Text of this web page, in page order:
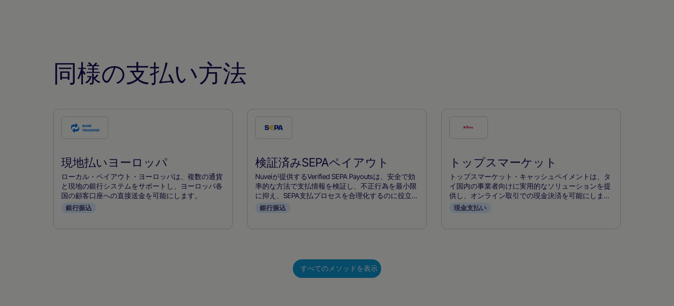
同様の支払い方法
の
払
い
方
法
を
現地払いヨーロッパ
ローカル・ペイアウト・ヨーロッパは、複数の通貨
と現地の銀行システムをサポートし、ヨーロッパ各
国の顧客口座への直接送金を可能にします。
銀行振込
の
払
い
方
法
を
検証済みSEPAペイアウト
Nuveiが提供するVerified SEPA Payoutsは、安全で効
率的な方法で支払情報を検証し、不正行為を最小限
に抑え、SEPA支払プロセスを合理化するのに役立ち
ます。
銀行振込
の
払
い
方
法
を
トップスマーケット
トップスマーケット・キャッシュペイメントは、タ
イ国内の事業者向けに実用的なソリューションを提
供し、オンライン取引での現金決済を可能にしま
す。トップスマーケットの店舗網を活用し、顧客が
現金支払い
すべてのメソッドを表示